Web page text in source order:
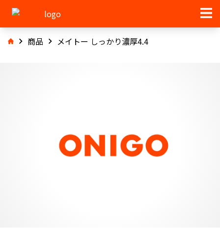
商品 メイトー しっかり濃厚4.4